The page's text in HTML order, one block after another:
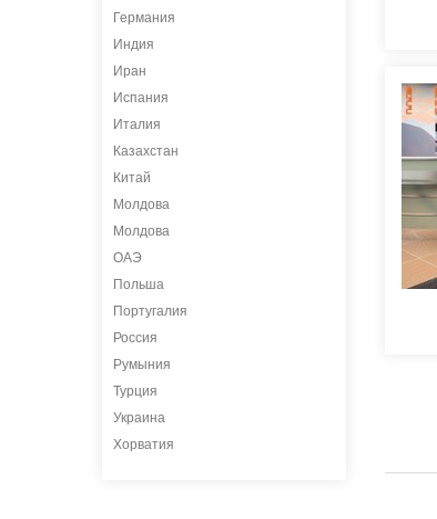
Германия
Индия
Иран
Испания
Италия
Казахстан
Китай
Молдова
Молдова
ОАЭ
Польша
Португалия
Россия
Румыния
Турция
Украина
Хорватия